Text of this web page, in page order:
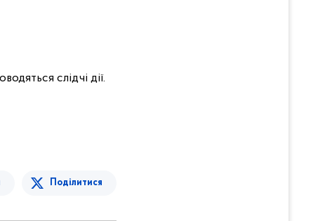
слідчі дії.
Поділитися